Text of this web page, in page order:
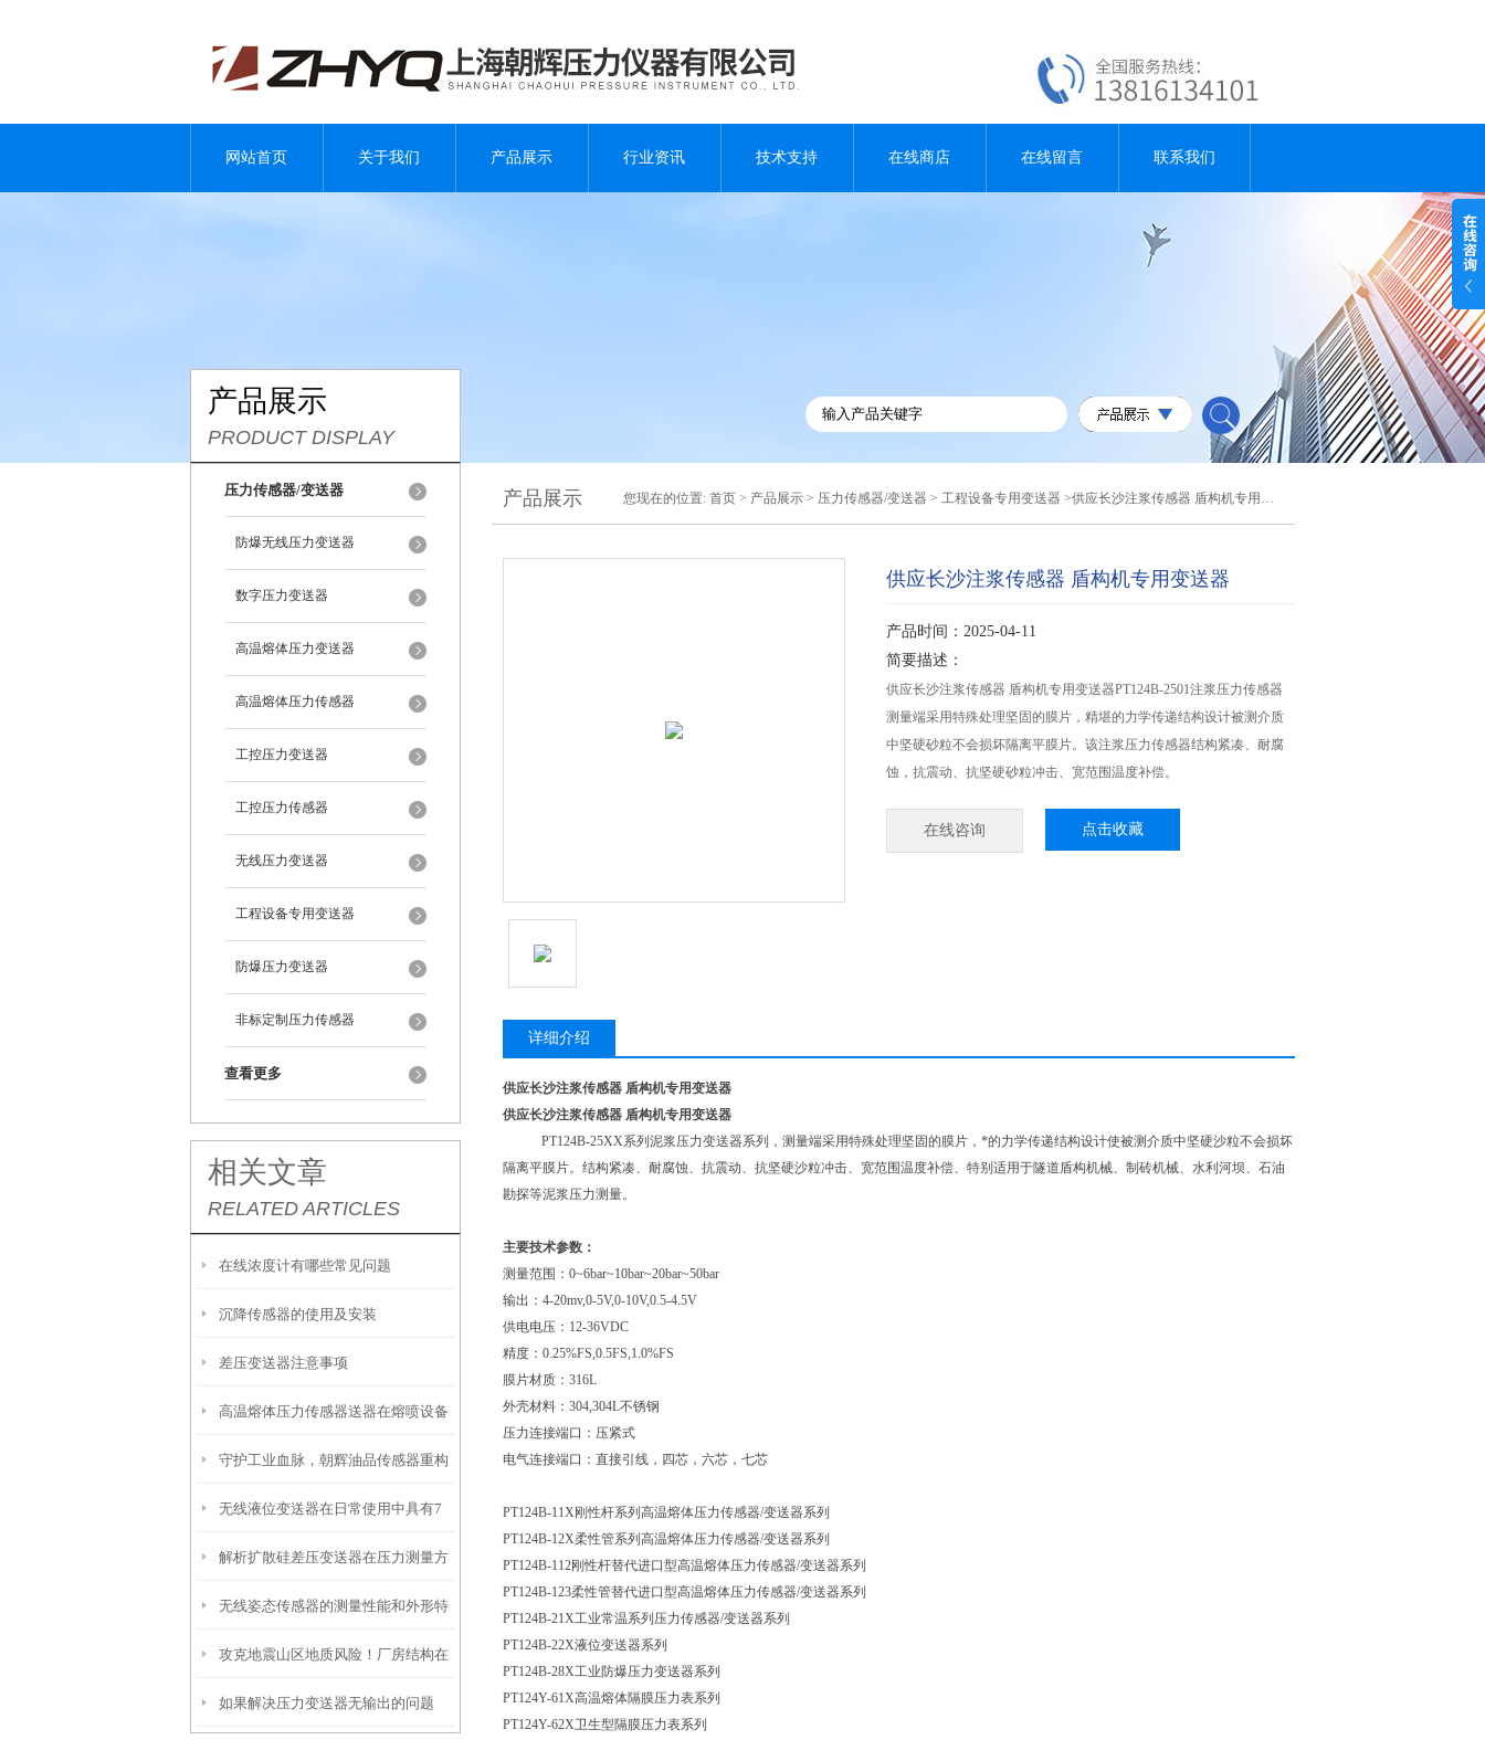
网站首页 关于我们 产品展示 行业资讯 技术支持 在线商店 在线留言 联系我们
产品展示
PRODUCT DISPLAY
压力传感器/变送器
防爆无线压力变送器
数字压力变送器
高温熔体压力变送器
高温熔体压力传感器
工控压力变送器
工控压力传感器
无线压力变送器
工程设备专用变送器
防爆压力变送器
非标定制压力传感器
查看更多
相关文章
RELATED ARTICLES
在线浓度计有哪些常见问题
沉降传感器的使用及安装
差压变送器注意事项
高温熔体压力传感器送器在熔喷设备
正确安装示意图
守护工业血脉，朝辉油品传感器重构
工业油液监测的感知革命
无线液位变送器在日常使用中具有7
大功能
解析扩散硅差压变送器在压力测量方
面的应用优势
无线姿态传感器的测量性能和外形特
点
攻克地震山区地质风险！厂房结构在
线安全监测解决方案应用
如果解决压力变送器无输出的问题
产品展示 您现在的位置: 首页 > 产品展示 > 压力传感器/变送器 > 工程设备专用变送器 >供应长沙注浆传感器 盾构机专用变送器
供应长沙注浆传感器 盾构机专用变送器
产品时间：2025-04-11
简要描述：
供应长沙注浆传感器 盾构机专用变送器PT124B-2501注浆压力传感器
测量端采用特殊处理坚固的膜片，精堪的力学传递结构设计被测介质
中坚硬砂粒不会损坏隔离平膜片。该注浆压力传感器结构紧凑、耐腐
蚀，抗震动、抗坚硬砂粒冲击、宽范围温度补偿。
在线咨询 点击收藏
详细介绍
供应长沙注浆传感器 盾构机专用变送器
供应长沙注浆传感器 盾构机专用变送器
PT124B-25XX系列泥浆压力变送器系列，测量端采用特殊处理坚固的膜片，*的力学传递结构设计使被测介质中坚硬沙粒不会损坏
隔离平膜片。结构紧凑、耐腐蚀、抗震动、抗坚硬沙粒冲击、宽范围温度补偿、特别适用于隧道盾构机械、制砖机械、水利河坝、石油
勘探等泥浆压力测量。
主要技术参数：
测量范围： 0~6bar~10bar~20bar~50bar
输出： 4-20mv,0-5V,0-10V,0.5-4.5V
供电电压： 12-36VDC
精度： 0.25%FS,0.5FS,1.0%FS
膜片材质： 316L
外壳材料： 304,304L不锈钢
压力连接端口：压紧式
电气连接端口：直接引线，四芯，六芯，七芯
PT124B-11X刚性杆系列高温熔体压力传感器/变送器系列
PT124B-12X柔性管系列高温熔体压力传感器/变送器系列
PT124B-112刚性杆替代进口型高温熔体压力传感器/变送器系列
PT124B-123柔性管替代进口型高温熔体压力传感器/变送器系列
PT124B-21X工业常温系列压力传感器/变送器系列
PT124B-22X液位变送器系列
PT124B-28X工业防爆压力变送器系列
PT124Y-61X高温熔体隔膜压力表系列
PT124Y-62X卫生型隔膜压力表系列